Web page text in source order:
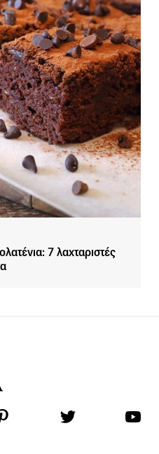
7 λαχταριστές